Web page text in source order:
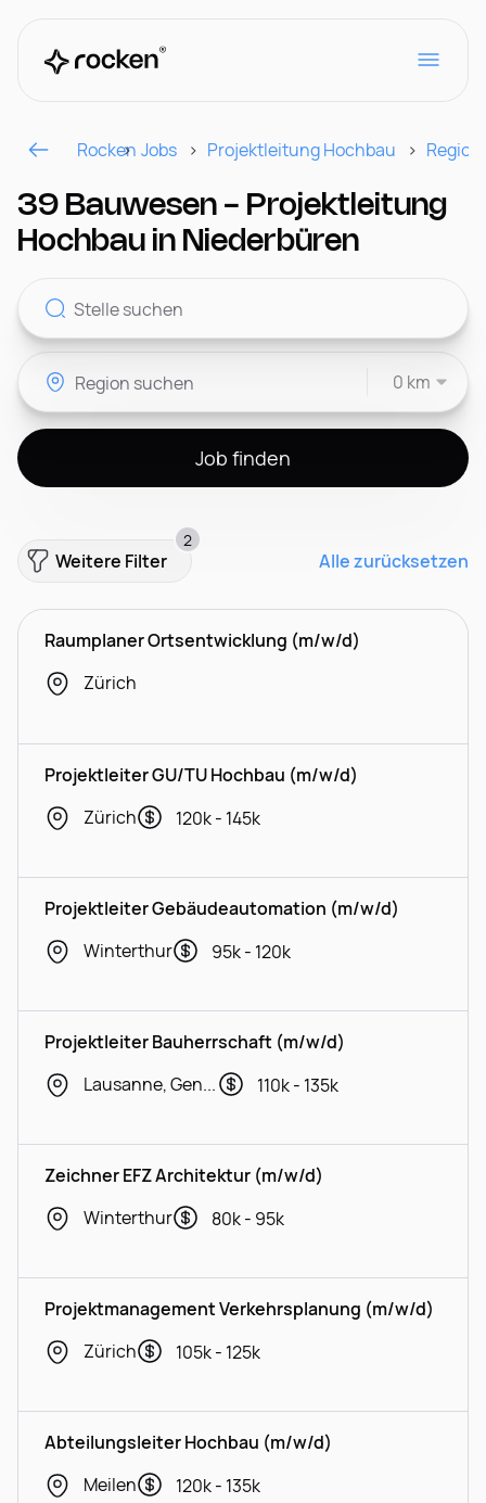
Für Arbeitgeber
Kontakt
CH
Rocken Jobs Projektleitung Hochbau Region
39 Bauwesen - Projektleitung
Hochbau in Niederbüren
0 km
Job finden
Weitere Filter
2
Alle zurücksetzen
Raumplaner Ortsentwicklung (m/w/d)
Zürich
Projektleiter GU/TU Hochbau (m/w/d)
Zürich
120k - 145k
Projektleiter Gebäudeautomation (m/w/d)
Winterthur
95k - 120k
Projektleiter Bauherrschaft (m/w/d)
Lausanne, Geneva
110k - 135k
Zeichner EFZ Architektur (m/w/d)
Winterthur
80k - 95k
Projektmanagement Verkehrsplanung (m/w/d)
Zürich
105k - 125k
Abteilungsleiter Hochbau (m/w/d)
Meilen
120k - 135k